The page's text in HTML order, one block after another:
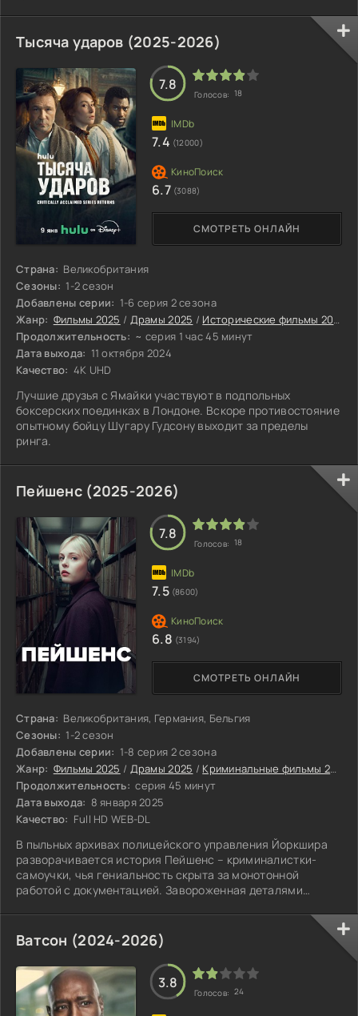
Тысяча ударов (2025-2026)
Страна: Великобритания
Сезоны: 1-2 сезон
Добавлены серии: 1-6 серия 2 сезона
Жанр: Фильмы 2025 / Драмы 2025 / Исторические фильмы 2025
Продолжительность: ~ серия 1 час 45 минут
Дата выхода: 11 октября 2024
Качество: 4K UHD
Лучшие друзья с Ямайки участвуют в подпольных
боксерских поединках в Лондоне. Вскоре противостояние
опытному бойцу Шугару Гудсону выходит за пределы
ринга.
СМОТРЕТЬ ОНЛАЙН
7.8
Голосов: 18
7.4 (12000)
6.7 (3088)
Пейшенс (2025-2026)
Страна: Великобритания, Германия, Бельгия
Сезоны: 1-2 сезон
Добавлены серии: 1-8 серия 2 сезона
Жанр: Фильмы 2025 / Драмы 2025 / Криминальные фильмы 2025
Продолжительность: серия 45 минут
Дата выхода: 8 января 2025
Качество: Full HD WEB-DL
В пыльных архивах полицейского управления Йоркшира
разворачивается история Пейшенс – криминалистки-
самоучки, чья гениальность скрыта за монотонной
работой с документацией. Завороженная деталями
СМОТРЕТЬ ОНЛАЙН
7.8
Голосов: 18
7.5 (8600)
6.8 (3194)
Ватсон (2024-2026)
3.8
Голосов: 24